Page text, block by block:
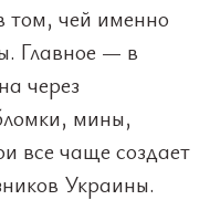
том, чей именно
Главное — в
через
мины,
все чаще создает
Украины.